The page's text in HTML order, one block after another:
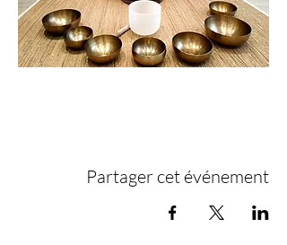
Partager cet événement